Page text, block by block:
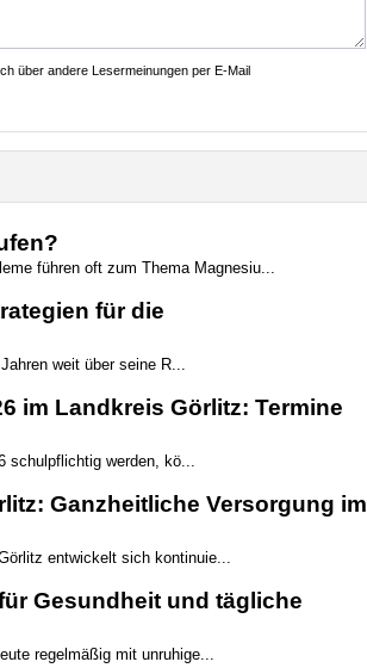
über andere Lesermeinungen per E-Mail
führen oft zum Thema Magnesiu...
für die
weit über seine R...
im Landkreis Görlitz: Termine
schulpflichtig werden, kö...
Ganzheitliche Versorgung im
entwickelt sich kontinuie...
Gesundheit und tägliche
regelmäßig mit unruhige...